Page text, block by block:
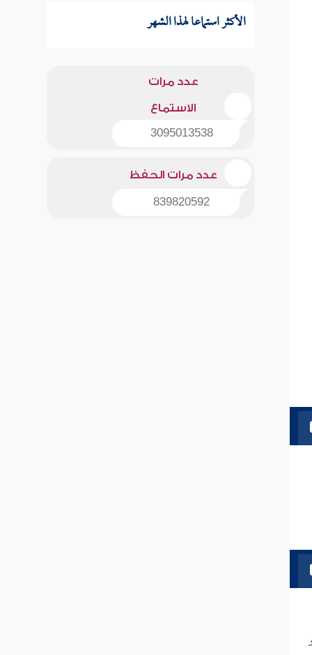
الأكثر استماعا لهذا الشهر
عدد مرات
الاستماع
3095013538
عدد مرات الحفظ
839820592